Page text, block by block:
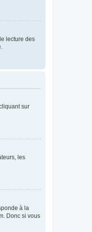
lecture des
sur
les
à la
Donc si vous